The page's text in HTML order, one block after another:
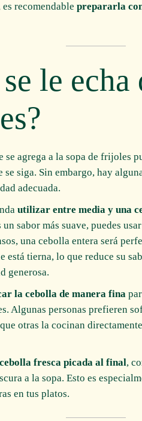
recomendable prepararla
le
se agrega a la sopa de frijoles
siga. Sin embargo, hay
adecuada.
utilizar entre media y una
un sabor más suave, puedes
una cebolla entera será
está tierna, lo que reduce su
generosa.
la cebolla de manera fina
Algunas personas prefieren
otras la cocinan
fresca picada al final,
a la sopa. Esto es
en tus platos.